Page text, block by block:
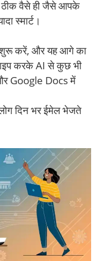
ठीक वैसे ही जैसे आपके
स्मार्ट।
करें, और यह आगे का
करके AI से कुछ भी
Google Docs में
दिन भर ईमेल भेजते